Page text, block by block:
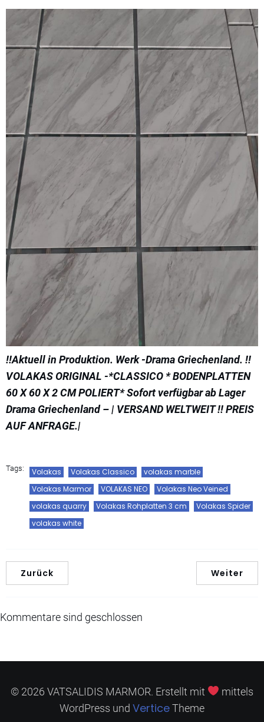
!!Aktuell in Produktion. Werk -Drama Griechenland. !!
VOLAKAS ORIGINAL -*CLASSICO * BODENPLATTEN
60 X 60 X 2 CM POLIERT* Sofort verfügbar ab Lager
Drama Griechenland – | VERSAND WELTWEIT !! PREIS
AUF ANFRAGE.|
Tags: Volakas Volakas Classico
volakas marble
Volakas Marmor
VOLAKAS NEO
Volakas Neo Veined
volakas quarry
Volakas Rohplatten 3 cm
Volakas Spider
volakas white
Zurück Weiter
Kommentare sind geschlossen
© 2026 VATSALIDIS MARMOR. Erstellt mit
mittels
WordPress und VerticeTheme